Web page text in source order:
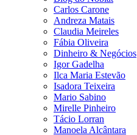
Carlos Carone
Andreza Matais
Claudia Meireles
Fábia Oliveira
Dinheiro & Negócios
Igor Gadelha
Ilca Maria Estevão
Isadora Teixeira
Mario Sabino
Mirelle Pinheiro
Tácio Lorran
Manoela Alcântara